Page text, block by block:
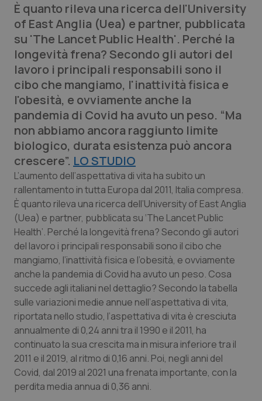
QS Pro
Professionisti Sanitari.AI
Abruzzo
Basilicata
Calabria
Campania
Emilia-Romagna
Friuli Venezia Giulia
Lazio
Liguria
Lombardia
Marche
Molise
QS Pro Gold
Artrite & artrosi
Asma & BPCO
Car-T
Colesterolo & coronaropatie
Dermatite Atopica
Diabete & glucometri
Disturbi dell’umore
Dolore
Donna & Salute
Epatiti
QS Club Newsletter
È quanto rileva una ricerca dell'University
of East Anglia (Uea) e partner, pubblicata
su 'The Lancet Public Health'. Perché la
longevità frena? Secondo gli autori del
lavoro i principali responsabili sono il
cibo che mangiamo, l'inattività fisica e
l'obesità, e ovviamente anche la
pandemia di Covid ha avuto un peso. “Ma
non abbiamo ancora raggiunto limite
biologico, durata esistenza può ancora
crescere”. LO STUDIO
L’aumento dell’aspettativa di vita ha subito un
rallentamento in tutta Europa dal 2011, Italia compresa.
È quanto rileva una ricerca dell’University of East Anglia
(Uea) e partner, pubblicata su ‘The Lancet Public
Health’. Perché la longevità frena? Secondo gli autori
del lavoro i principali responsabili sono il cibo che
mangiamo, l’inattività fisica e l’obesità, e ovviamente
anche la pandemia di Covid ha avuto un peso. Cosa
succede agli italiani nel dettaglio? Secondo la tabella
sulle variazioni medie annue nell’aspettativa di vita,
riportata nello studio, l’aspettativa di vita è cresciuta
annualmente di 0,24 anni tra il 1990 e il 2011, ha
continuato la sua crescita ma in misura inferiore tra il
2011 e il 2019, al ritmo di 0,16 anni. Poi, negli anni del
Covid, dal 2019 al 2021 una frenata importante, con la
perdita media annua di 0,36 anni.